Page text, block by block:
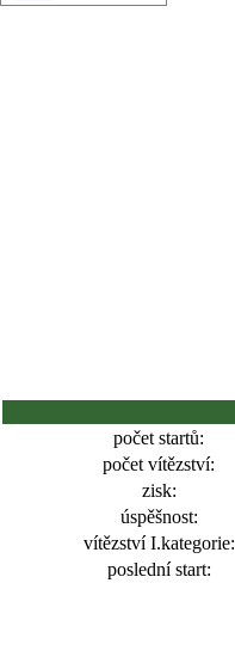
počet startů:
počet vítězství:
zisk:
úspěšnost:
vítězství I.kategorie:
poslední start: